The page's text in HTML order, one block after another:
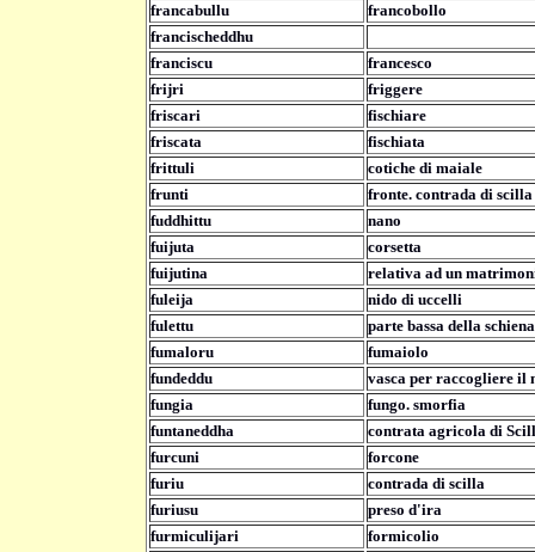
francabullu
francobollo
francischeddhu
franciscu
francesco
frijri
friggere
friscari
fischiare
friscata
fischiata
frittuli
cotiche di maiale
frunti
fronte. contrada di scilla
fuddhittu
nano
fuijuta
corsetta
fuijutina
relativa ad un
fuleija
nido di uccelli
fulettu
parte bassa della schiena
fumaloru
fumaiolo
fundeddu
vasca per raccogliere il
fungia
fungo. smorfia
funtaneddha
contrata agricola di
furcuni
forcone
furiu
contrada di scilla
furiusu
preso d'ira
furmiculijari
formicolio